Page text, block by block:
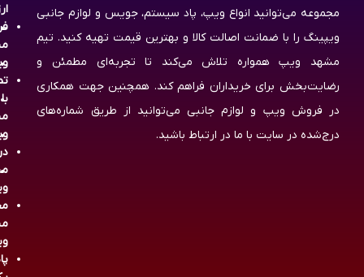
مجموعه می‌توانید انواع ویپ، پاد سیستم، جویس و لوازم جانبی
ویپینگ را با ضمانت اصالت کالا و بهترین قیمت تهیه کنید. تیم
مشهد ویپ همواره تلاش می‌کند تا تجربه‌ای مطمئن و
رضایت‌بخش برای خریداران فراهم کند. همچنین جهت همکاری
در فروش ویپ و لوازم جانبی می‌توانید از طریق شماره‌های
درج‌شده در سایت با ما در ارتباط باشید.
با